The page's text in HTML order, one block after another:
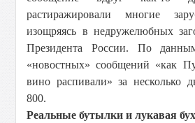
растиражировали многие
изощряясь в недружелюбных
Президента России. По
«новостных» сообщений «как
вино распивали» за несколько
800.
Реальные бутылки и лукавая